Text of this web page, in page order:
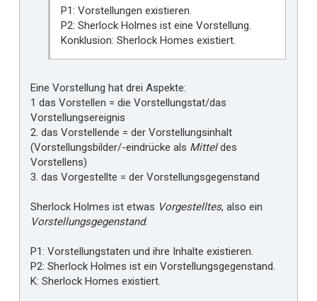
r
P1: Vorstellungen existieren.
P2: Sherlock Holmes ist eine Vorstellung.
Konklusion: Sherlock Homes existiert.
Eine Vorstellung hat drei Aspekte:
1 das Vorstellen = die Vorstellungstat/das
Vorstellungsereignis
2. das Vorstellende = der Vorstellungsinhalt
(Vorstellungsbilder/-eindrücke als Mitteldes
Vorstellens)
3. das Vorgestellte = der Vorstellungsgegenstand
Sherlock Holmes ist etwas Vorgestelltes, also ein
Vorstellungsgegenstand.
P1: Vorstellungstaten und ihre Inhalte existieren.
P2: Sherlock Holmes ist ein Vorstellungsgegenstand.
K: Sherlock Homes existiert.